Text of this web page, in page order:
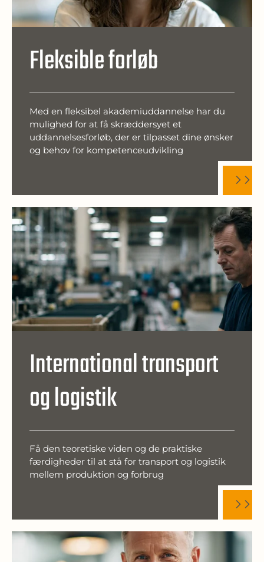
Fleksible forløb
Med en fleksibel akademiuddannelse har du
mulighed for at få skræddersyet et
uddannelsesforløb, der er tilpasset dine ønsker
og behov for kompetenceudvikling
International transport
og logistik
Få den teoretiske viden og de praktiske
færdigheder til at stå for transport og logistik
mellem produktion og forbrug